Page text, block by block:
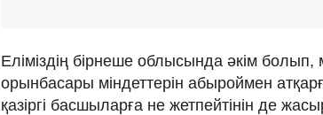
Еліміздің бірнеше облысында әкім
орынбасары міндеттерін абыроймен
қазіргі басшыларға не жетпейтінін де